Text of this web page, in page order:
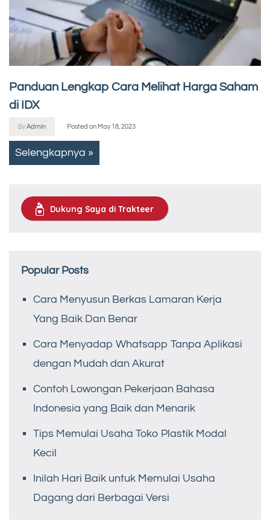
Panduan Lengkap Cara Melihat Harga Saham
di IDX
ByAdmin Posted on May 18, 2023
Selengkapnya »
Dukung Saya di Trakteer
Popular Posts
Cara Menyusun Berkas Lamaran Kerja
Yang Baik Dan Benar
Cara Menyadap Whatsapp Tanpa Aplikasi
dengan Mudah dan Akurat
Contoh Lowongan Pekerjaan Bahasa
Indonesia yang Baik dan Menarik
Tips Memulai Usaha Toko Plastik Modal
Kecil
Inilah Hari Baik untuk Memulai Usaha
Dagang dari Berbagai Versi